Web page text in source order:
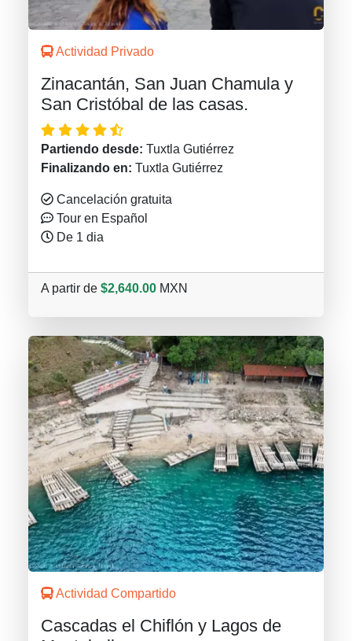
Actividad Privado
Zinacantán, San Juan Chamula y
San Cristóbal de las casas.
Partiendo desde: Tuxtla Gutiérrez
Finalizando en: Tuxtla Gutiérrez
Cancelación gratuita
Tour en Español
De 1 dia
A partir de $2,640.00 MXN
Actividad Compartido
Cascadas el Chiflón y Lagos de